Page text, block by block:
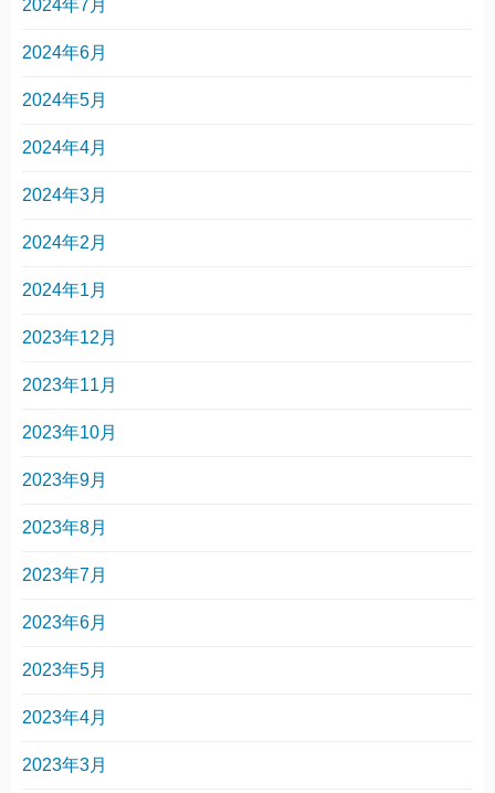
2024年7月
2024年6月
2024年5月
2024年4月
2024年3月
2024年2月
2024年1月
2023年12月
2023年11月
2023年10月
2023年9月
2023年8月
2023年7月
2023年6月
2023年5月
2023年4月
2023年3月